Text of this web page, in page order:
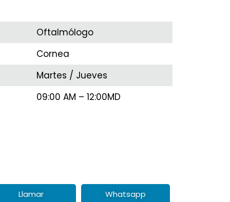
Oftalmólogo
Cornea
Martes / Jueves
09:00 AM – 12:00MD
Llamar Whatsapp